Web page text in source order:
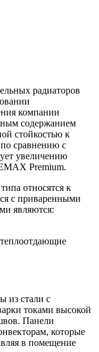
радиаторов
компании
содержанием
стойкостью к
по сравнению с
увеличению
Premium.
относятся к
с приваренными
являются:
из стали с
токами высокой
Панели
которые
в помещение